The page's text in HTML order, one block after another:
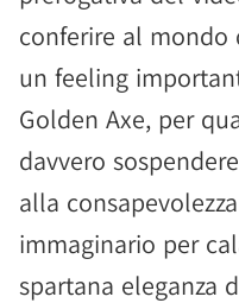
conferire al mondo
un feeling
Golden Axe, per
davvero
alla
immaginario per
spartana eleganza